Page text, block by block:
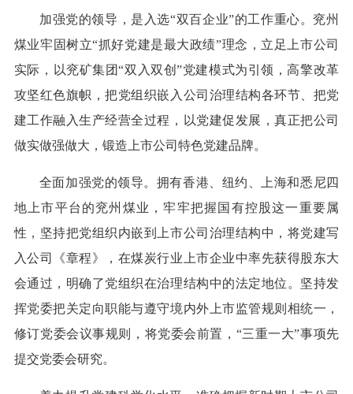
加强党的领导，是入选“双百企业”的工作重心。兖州
煤业牢固树立“抓好党建是最大政绩”理念，立足上市公司
实际，以兖矿集团“双入双创”党建模式为引领，高擎改革
攻坚红色旗帜，把党组织嵌入公司治理结构各环节、把党
建工作融入生产经营全过程，以党建促发展，真正把公司
做实做强做大，锻造上市公司特色党建品牌。
全面加强党的领导。拥有香港、纽约、上海和悉尼四
地上市平台的兖州煤业，牢牢把握国有控股这一重要属
性，坚持把党组织内嵌到上市公司治理结构中，将党建写
入公司《章程》，在煤炭行业上市企业中率先获得股东大
会通过，明确了党组织在治理结构中的法定地位。坚持发
挥党委把关定向职能与遵守境内外上市监管规则相统一，
修订党委会议事规则，将党委会前置，“三重一大”事项先
提交党委会研究。